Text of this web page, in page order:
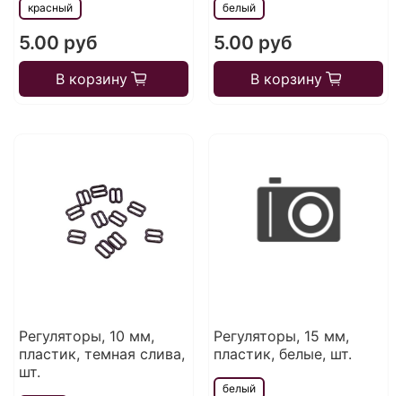
красный
5.00 руб
В корзину
белый
5.00 руб
В корзину
Регуляторы, 10 мм,
пластик, темная слива,
шт.
Регуляторы, 15 мм,
пластик, белые, шт.
белый